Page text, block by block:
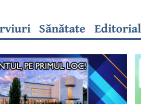
Sănătate Editorial